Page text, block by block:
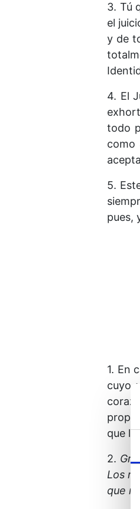
3. Tú
el
y de
4. El
todo
como
5.
pues,
1. En
cuyo
que
2.
Los
que